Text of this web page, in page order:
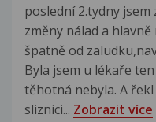
poslední​ 2.tydny
změny nálad a
špatně od
Byla jsem u lékaře
těhotná nebyla. A
sliznici... Zobrazit více